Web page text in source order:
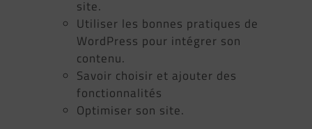
site.
Utiliser les bonnes pratiques de
WordPress pour intégrer son
contenu.
Savoir choisir et ajouter des
fonctionnalités
Optimiser son site.